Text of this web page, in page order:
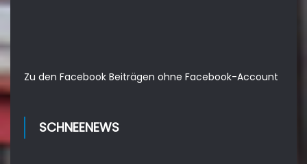
Zu den Facebook Beiträgen ohne Facebook-Account
SCHNEENEWS